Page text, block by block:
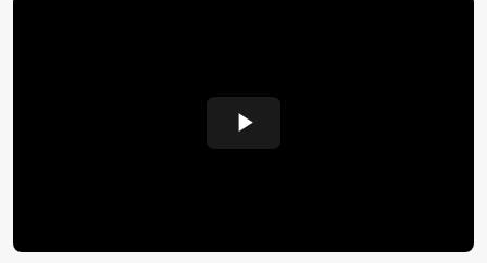
Play